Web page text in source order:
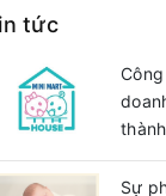
tức
Sự